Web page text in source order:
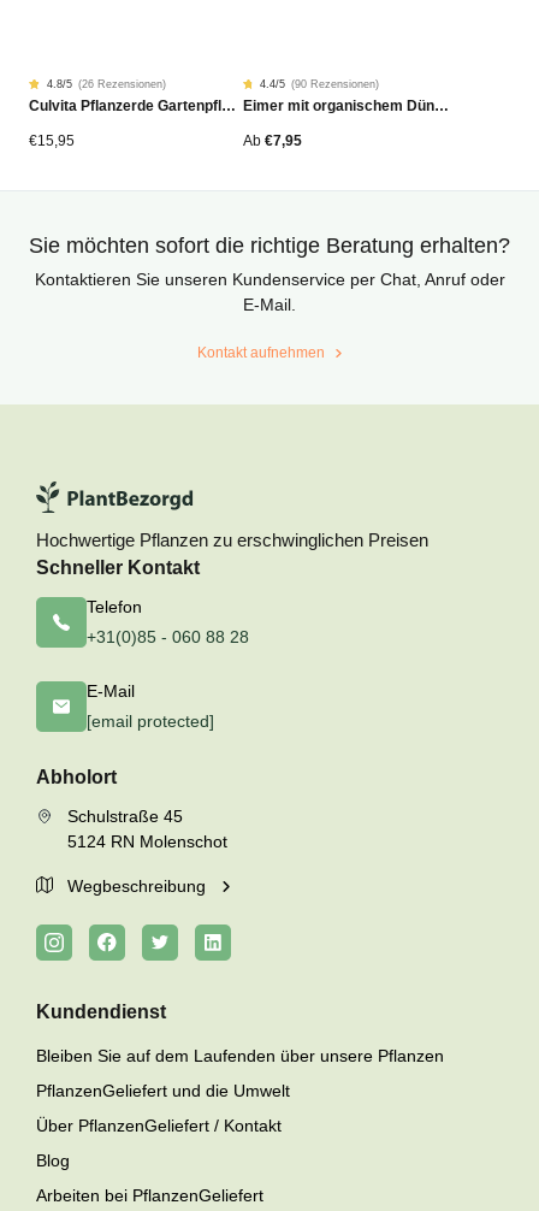
Rated
4.77
von
26
Kundenstimmen
4.8/5 (26 Rezensionen)
Culvita Pflanzerde Gartenpflanzen, Bäume & Hecken BIO 40L
€15,95
Rated
4.42
von
90
Kundenstimmen
4.4/5 (90 Rezensionen)
Eimer mit organischem Dünger
Ab €7,95
Sie möchten sofort die richtige Beratung erhalten?
Kontaktieren Sie unseren Kundenservice per Chat, Anruf oder
E-Mail.
Kontakt aufnehmen
Hochwertige Pflanzen zu erschwinglichen Preisen
Schneller Kontakt
Telefon
+31(0)85 - 060 88 28
E-Mail
[email protected]
Abholort
Schulstraße 45
5124 RN Molenschot
Wegbeschreibung
Kundendienst
Bleiben Sie auf dem Laufenden über unsere Pflanzen
PflanzenGeliefert und die Umwelt
Über PflanzenGeliefert / Kontakt
Blog
Arbeiten bei PflanzenGeliefert